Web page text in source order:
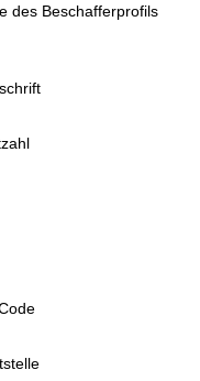
des Beschafferprofils